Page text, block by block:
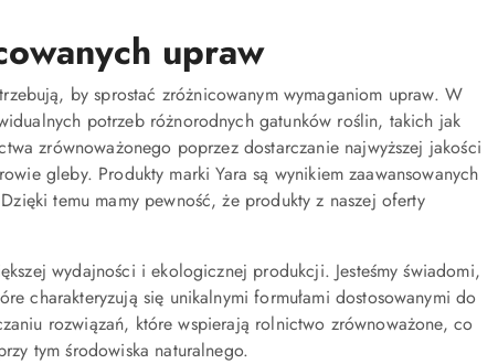
upraw
by sprostać zróżnicowanym wymaganiom upraw. W
potrzeb różnorodnych gatunków roślin, takich jak
zrównoważonego poprzez dostarczanie najwyższej jakości
gleby. Produkty marki Yara są wynikiem zaawansowanych
temu mamy pewność, że produkty z naszej oferty
wydajności i ekologicznej produkcji. Jesteśmy świadomi,
charakteryzują się unikalnymi formułami dostosowanymi do
rozwiązań, które wspierają rolnictwo zrównoważone, co
tym środowiska naturalnego.